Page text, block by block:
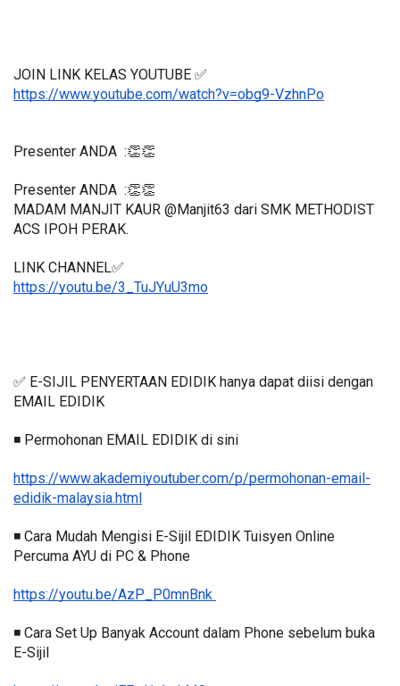
JOIN LINK KELAS YOUTUBE ✅
https://www.youtube.com/watch?v=obg9-VzhnPo
Presenter ANDA  :👏👏
Presenter ANDA  :👏👏
MADAM MANJIT KAUR @Manjit63 dari SMK METHODIST
ACS IPOH PERAK.
LINK CHANNEL✅
https://youtu.be/3_TuJYuU3mo
✅ E-SIJIL PENYERTAAN EDIDIK hanya dapat diisi dengan
EMAIL EDIDIK
◾️ Permohonan EMAIL EDIDIK di sini
https://www.akademiyoutuber.com/p/permohonan-email-
edidik-malaysia.html
◾️ Cara Mudah Mengisi E-Sijil EDIDIK Tuisyen Online
Percuma AYU di PC & Phone
https://youtu.be/AzP_P0mnBnk
◾️ Cara Set Up Banyak Account dalam Phone sebelum buka
E-Sijil